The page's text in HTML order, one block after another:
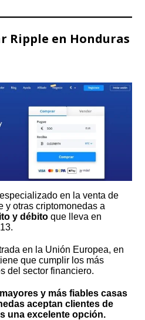
Ripple en Honduras
en la venta de
y otras criptomonedas a
y débito que lleva en
en la Unión Europea, en
que cumplir los más
del sector financiero.
y más fiables casas
aceptan clientes de
una excelente opción.